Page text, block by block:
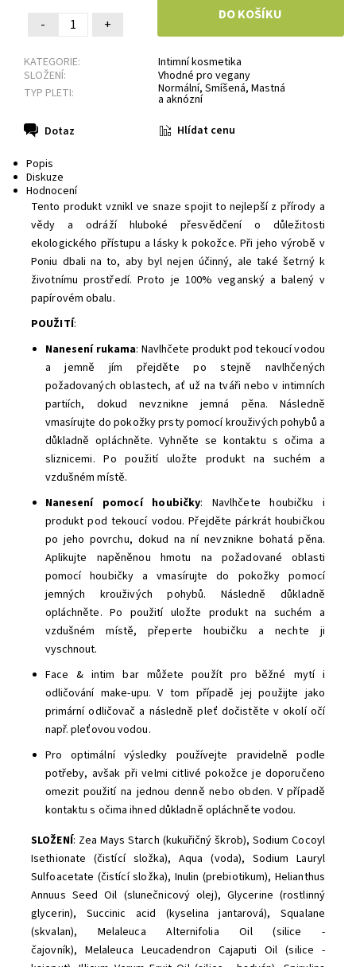
- +
KATEGORIE:
Intimní kosmetika
SLOŽENÍ:
Vhodné pro vegany
TYP PLETI:
Normální, Smíšená, Mastná
a aknózní
Dotaz
Hlídat cenu
Popis
Diskuze
Hodnocení
Tento produkt vznikl ve snaze spojit to nejlepší z přírody a
vědy a odráží hluboké přesvědčení o důležitosti
ekologického přístupu a lásky k pokožce. Při jeho výrobě v
Poniu dbali na to, aby byl nejen účinný, ale také šetrný k
životnímu prostředí. Proto je 100% veganský a balený v
papírovém obalu.
POUŽITÍ:
Nanesení rukama: Navlhčete produkt pod tekoucí vodou
a jemně jím přejděte po stejně navlhčených
požadovaných oblastech, ať už na tváři nebo v intimních
partiích, dokud nevznikne jemná pěna. Následně
vmasírujte do pokožky prsty pomocí krouživých pohybů a
důkladně opláchněte. Vyhněte se kontaktu s očima a
sliznicemi. Po použití uložte produkt na suchém a
vzdušném místě.
Nanesení pomocí houbičky: Navlhčete houbičku i
produkt pod tekoucí vodou. Přejděte párkrát houbičkou
po jeho povrchu, dokud na ní nevznikne bohatá pěna.
Aplikujte napěněnou hmotu na požadované oblasti
pomocí houbičky a vmasírujte do pokožky pomocí
jemných krouživých pohybů. Následně důkladně
opláchněte. Po použití uložte produkt na suchém a
vzdušném místě, přeperte houbičku a nechte ji
vyschnout.
Face & intim bar můžete použít pro běžné mytí i
odličování make-upu. V tom případě jej použijte jako
primární odličovač a následně pleť dočistěte v okolí očí
např. pleťovou vodou.
Pro optimální výsledky používejte pravidelně podle
potřeby, avšak při velmi citlivé pokožce je doporučeno
omezit použití na jednou denně nebo obden. V případě
kontaktu s očima ihned důkladně opláchněte vodou.
SLOŽENÍ: Zea Mays Starch (kukuřičný škrob), Sodium Cocoyl
Isethionate (čistící složka), Aqua (voda), Sodium Lauryl
Sulfoacetate (čistící složka), Inulin (prebiotikum), Helianthus
Annuus Seed Oil (slunečnicový olej), Glycerine (rostlinný
glycerin), Succinic acid (kyselina jantarová),Squalane
(skvalan),
Melaleuca Alternifolia Oil (silice -
čajovník), Melaleuca Leucadendron Cajaputi Oil (silice -